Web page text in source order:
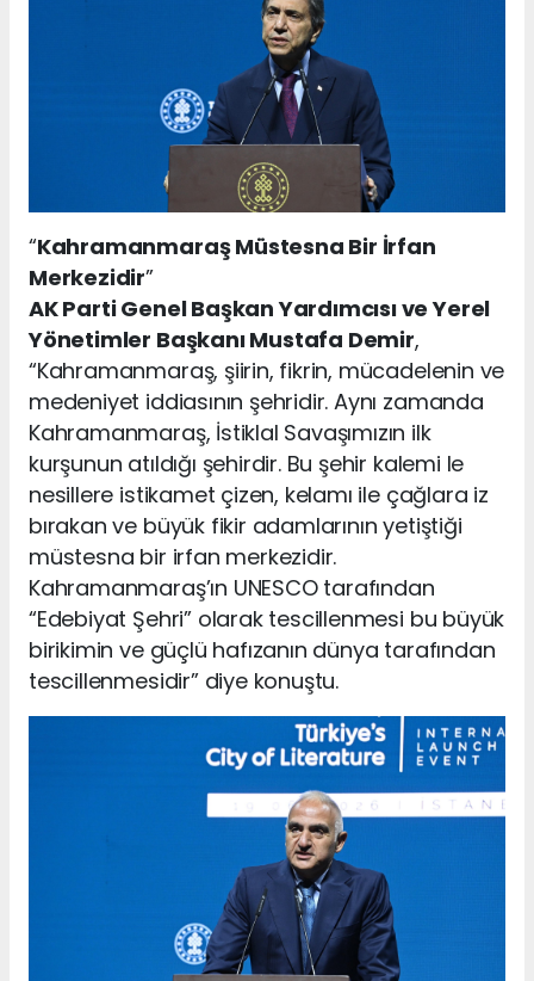
“Kahramanmaraş Müstesna Bir İrfan
Merkezidir”
AK Parti Genel Başkan Yardımcısı ve Yerel
Yönetimler Başkanı Mustafa Demir,
“Kahramanmaraş, şiirin, fikrin, mücadelenin ve
medeniyet iddiasının şehridir. Aynı zamanda
Kahramanmaraş, İstiklal Savaşımızın ilk
kurşunun atıldığı şehirdir. Bu şehir kalemi le
nesillere istikamet çizen, kelamı ile çağlara iz
bırakan ve büyük fikir adamlarının yetiştiği
müstesna bir irfan merkezidir.
Kahramanmaraş’ın UNESCO tarafından
“Edebiyat Şehri” olarak tescillenmesi bu büyük
birikimin ve güçlü hafızanın dünya tarafından
tescillenmesidir” diye konuştu.